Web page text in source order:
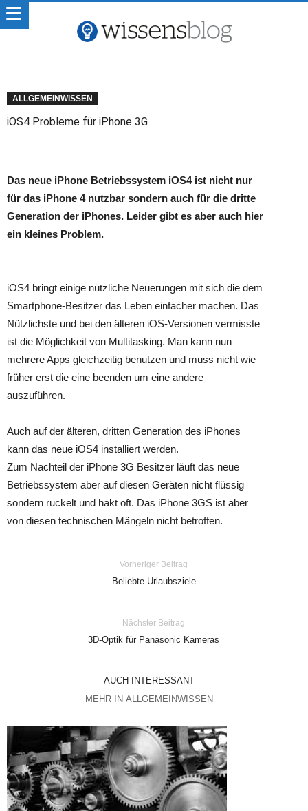
ALLGEMEINWISSEN
iOS4 Probleme für iPhone 3G
Das neue iPhone Betriebssystem iOS4 ist nicht nur
für das iPhone 4 nutzbar sondern auch für die dritte
Generation der iPhones. Leider gibt es aber auch hier
ein kleines Problem.
iOS4 bringt einige nützliche Neuerungen mit sich die dem
Smartphone-Besitzer das Leben einfacher machen. Das
Nützlichste und bei den älteren iOS-Versionen vermisste
ist die Möglichkeit von Multitasking. Man kann nun
mehrere Apps gleichzeitig benutzen und muss nicht wie
früher erst die eine beenden um eine andere
auszuführen.
Auch auf der älteren, dritten Generation des iPhones
kann das neue iOS4 installiert werden.
Zum Nachteil der iPhone 3G Besitzer läuft das neue
Betriebssystem aber auf diesen Geräten nicht flüssig
sondern ruckelt und hakt oft. Das iPhone 3GS ist aber
von diesen technischen Mängeln nicht betroffen.
Vorheriger Beitrag
Beliebte Urlaubsziele
Nächster Beitrag
3D-Optik für Panasonic Kameras
AUCH INTERESSANT
MEHR IN ALLGEMEINWISSEN